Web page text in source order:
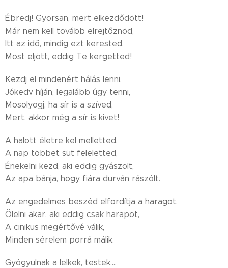
Ébredj! Gyorsan, mert elkezdődött!
Már nem kell tovább elrejtőznöd,
Itt az idő, mindig ezt kerested,
Most eljött, eddig Te kergetted!
Kezdj el mindenért hálás lenni,
Jókedv híján, legalább úgy tenni,
Mosolyogj, ha sír is a szíved,
Mert, akkor még a sír is kivet!
A halott életre kel melletted,
A nap többet süt feleletted,
Énekelni kezd, aki eddig gyászolt,
Az apa bánja, hogy fiára durván rászólt.
Az engedelmes beszéd elfordítja a haragot,
Ölelni akar, aki eddig csak harapot,
A cinikus megértővé válik,
Minden sérelem porrá málik.
Gyógyulnak a lelkek, testek...,